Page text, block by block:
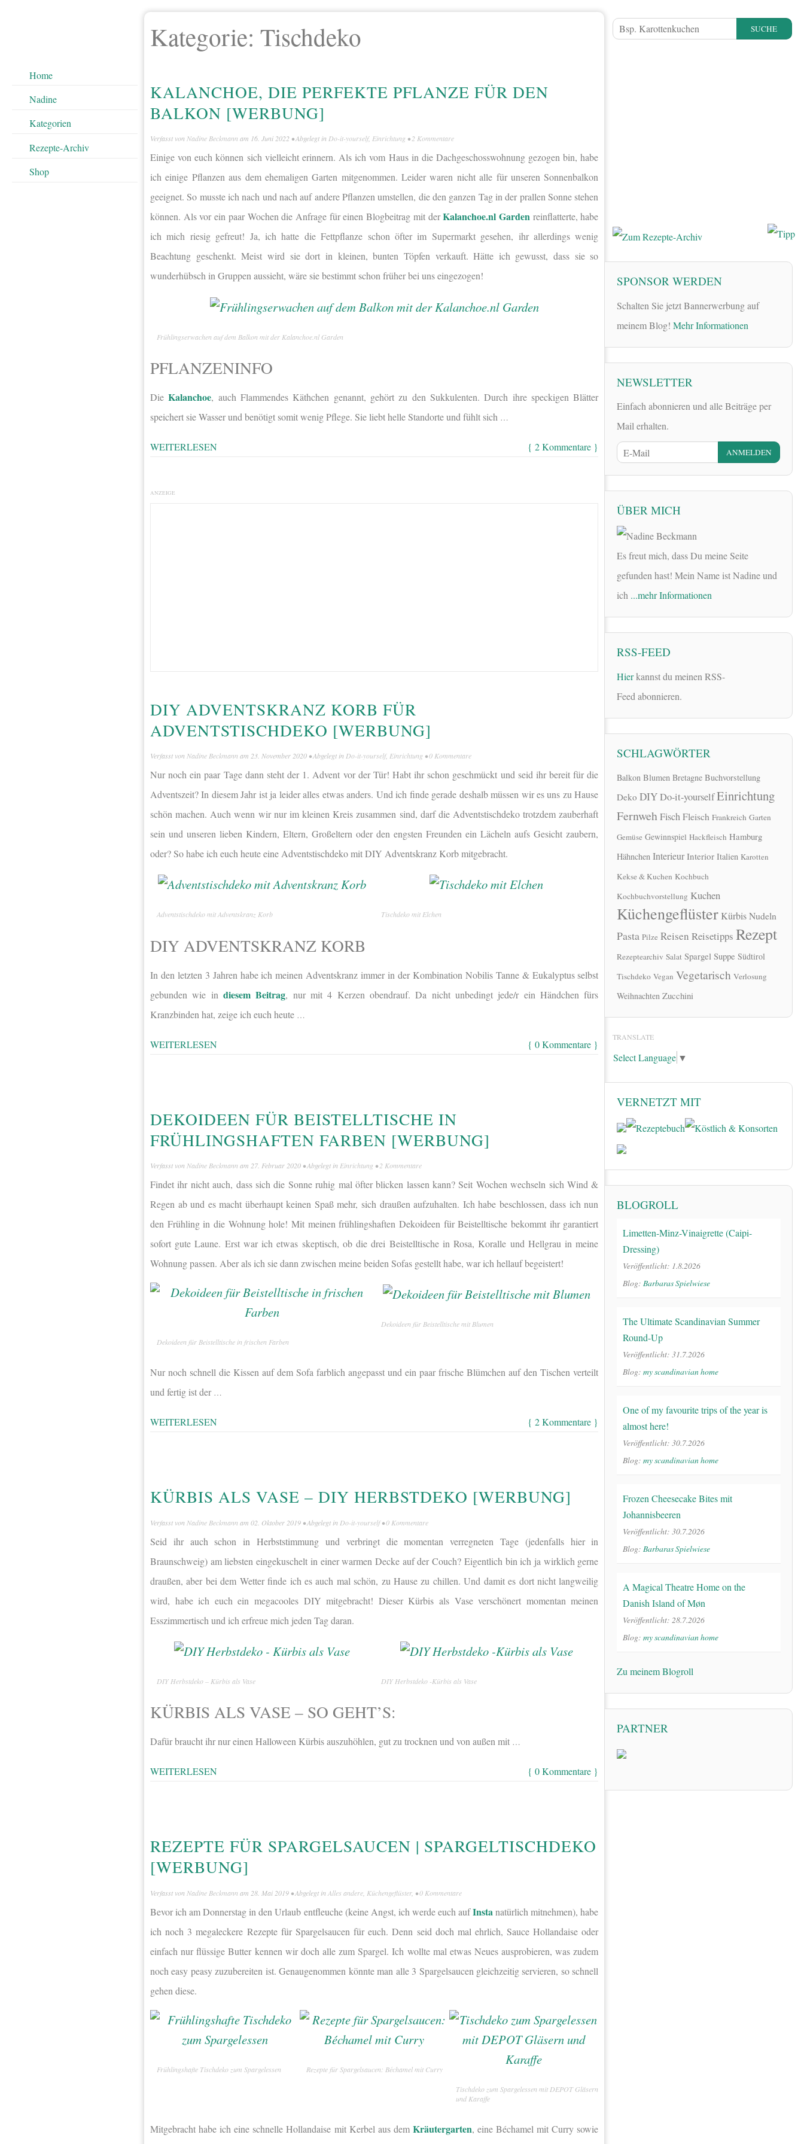
Home
Nadine
Kategorien
Rezepte-Archiv
Shop
Kategorie: Tischdeko
KALANCHOE, DIE PERFEKTE PFLANZE FÜR DEN
BALKON [WERBUNG]
Verfasst von Nadine Beckmann am 16. Juni 2022 • Abgelegt in Do-it-yourself, Einrichtung •2 Kommentare
Einige von euch können sich vielleicht erinnern. Als ich vom Haus in die Dachgeschosswohnung gezogen bin, habe
ich einige Pflanzen aus dem ehemaligen Garten mitgenommen. Leider waren nicht alle für unseren Sonnenbalkon
geeignet. So musste ich nach und nach auf andere Pflanzen umstellen, die den ganzen Tag in der prallen Sonne stehen
können. Als vor ein paar Wochen die Anfrage für einen Blogbeitrag mit derKalanchoe.nl Garden reinflatterte, habe
ich mich riesig gefreut! Ja, ich hatte die Fettpflanze schon öfter im Supermarkt gesehen, ihr allerdings wenig
Beachtung geschenkt. Meist wird sie dort in kleinen, bunten Töpfen verkauft. Hätte ich gewusst, dass sie so
wunderhübsch in Gruppen aussieht, wäre sie bestimmt schon früher bei uns eingezogen!
Frühlingserwachen auf dem Balkon mit der Kalanchoe.nl Garden
PFLANZENINFO
DieKalanchoe, auch Flammendes Käthchen genannt, gehört zu den Sukkulenten. Durch ihre speckigen Blätter
speichert sie Wasser und benötigt somit wenig Pflege. Sie liebt helle Standorte und fühlt sich …
WEITERLESEN { 2 Kommentare }
ANZEIGE
DIY ADVENTSKRANZ KORB FÜR
ADVENTSTISCHDEKO [WERBUNG]
Verfasst von Nadine Beckmann am 23. November 2020 • Abgelegt in Do-it-yourself, Einrichtung •0 Kommentare
Nur noch ein paar Tage dann steht der 1. Advent vor der Tür! Habt ihr schon geschmückt und seid ihr bereit für die
Adventszeit? In diesem Jahr ist ja leider alles etwas anders. Und ich finde gerade deshalb müssen wir es uns zu Hause
schön machen. Auch wenn wir nur im kleinen Kreis zusammen sind, darf die Adventstischdeko trotzdem zauberhaft
sein und unseren lieben Kindern, Eltern, Großeltern oder den engsten Freunden ein Lächeln aufs Gesicht zaubern,
oder? So habe ich euch heute eine Adventstischdeko mit DIY Adventskranz Korb mitgebracht.
Adventstischdeko mit Adventskranz Korb Tischdeko mit Elchen
DIY ADVENTSKRANZ KORB
In den letzten 3 Jahren habe ich meinen Adventskranz immer in der Kombination Nobilis Tanne & Eukalyptus selbst
gebunden wie indiesem Beitrag, nur mit 4 Kerzen obendrauf. Da nicht unbedingt jede/r ein Händchen fürs
Kranzbinden hat, zeige ich euch heute …
WEITERLESEN { 0 Kommentare }
DEKOIDEEN FÜR BEISTELLTISCHE IN
FRÜHLINGSHAFTEN FARBEN [WERBUNG]
Verfasst von Nadine Beckmann am 27. Februar 2020 • Abgelegt in Einrichtung •2 Kommentare
Findet ihr nicht auch, dass sich die Sonne ruhig mal öfter blicken lassen kann? Seit Wochen wechseln sich Wind &
Regen ab und es macht überhaupt keinen Spaß mehr, sich draußen aufzuhalten. Ich habe beschlossen, dass ich nun
den Frühling in die Wohnung hole! Mit meinen frühlingshaften Dekoideen für Beistelltische bekommt ihr garantiert
sofort gute Laune. Erst war ich etwas skeptisch, ob die drei Beistelltische in Rosa, Koralle und Hellgrau in meine
Wohnung passen. Aber als ich sie dann zwischen meine beiden Sofas gestellt habe, war ich hellauf begeistert!
Dekoideen für Beistelltische in frischen Farben
Dekoideen für Beistelltische mit Blumen
Nur noch schnell die Kissen auf dem Sofa farblich angepasst und ein paar frische Blümchen auf den Tischen verteilt
und fertig ist der …
WEITERLESEN { 2 Kommentare }
KÜRBIS ALS VASE – DIY HERBSTDEKO [WERBUNG]
Verfasst von Nadine Beckmann am 02. Oktober 2019 • Abgelegt in Do-it-yourself•0 Kommentare
Seid ihr auch schon in Herbststimmung und verbringt die momentan verregneten Tage (jedenfalls hier in
Braunschweig) am liebsten eingekuschelt in einer warmen Decke auf der Couch? Eigentlich bin ich ja wirklich gerne
draußen, aber bei dem Wetter finde ich es auch mal schön, zu Hause zu chillen. Und damit es dort nicht langweilig
wird, habe ich euch ein megacooles DIY mitgebracht! Dieser Kürbis als Vase verschönert momentan meinen
Esszimmertisch und ich erfreue mich jeden Tag daran.
DIY Herbstdeko – Kürbis als Vase DIY Herbstdeko -Kürbis als Vase
KÜRBIS ALS VASE – SO GEHT’S:
Dafür braucht ihr nur einen Halloween Kürbis auszuhöhlen, gut zu trocknen und von außen mit …
WEITERLESEN { 0 Kommentare }
REZEPTE FÜR SPARGELSAUCEN | SPARGELTISCHDEKO
[WERBUNG]
Verfasst von Nadine Beckmann am 28. Mai 2019 • Abgelegt in Alles andere Küchengeflüster, •0 Kommentare
Bevor ich am Donnerstag in den Urlaub entfleuche (keine Angst, ich werde euch aufInsta natürlich mitnehmen), habe
ich noch 3 megaleckere Rezepte für Spargelsaucen für euch. Denn seid doch mal ehrlich, Sauce Hollandaise oder
einfach nur flüssige Butter kennen wir doch alle zum Spargel. Ich wollte mal etwas Neues ausprobieren, was zudem
noch easy peasy zuzubereiten ist. Genaugenommen könnte man alle 3 Spargelsaucen gleichzeitig servieren, so schnell
gehen diese.
Frühlingshafte Tischdeko zum Spargelessen Rezepte für Spargelsaucen: Béchamel mit Curry
Tischdeko zum Spargelessen mit DEPOT Gläsern
und Karaffe
Mitgebracht habe ich eine schnelle Hollandaise mit Kerbel aus dem Kräutergarten, eine Béchamel mit Curry sowie
SUCHE
SPONSOR WERDEN
Schalten Sie jetzt Bannerwerbung auf
meinem Blog! Mehr Informationen
NEWSLETTER
Einfach abonnieren und alle Beiträge per
Mail erhalten.
ÜBER MICH
Es freut mich, dass Du meine Seite
gefunden hast! Mein Name ist Nadine und
ich ...mehr Informationen
RSS-FEED
Hierkannst du meinen RSS-
Feed abonnieren.
SCHLAGWÖRTER
Balkon Blumen Bretagne Buchvorstellung
Deko DIYDo-it-yourselfEinrichtung
FernwehFischFleisch Frankreich Garten
Gemüse Gewinnspiel Hackfleisch Hamburg
Hähnchen Interieur Interior Italien Karotten
Kekse & Kuchen Kochbuch
Kochbuchvorstellung Kuchen
Küchengeflüster KürbisNudeln
Pasta Pilze Reisen Reisetipps Rezept
Rezeptearchiv Salat Spargel Suppe Südtirol
Tischdeko Vegan Vegetarisch Verlosung
Weihnachten Zucchini
TRANSLATE
Select Language ▼
VERNETZT MIT
BLOGROLL
Limetten-Minz-Vinaigrette (Caipi-
Dressing)
Veröffentlicht: 1.8.2026
Blog: Barbaras Spielwiese
The Ultimate Scandinavian Summer
Round-Up
Veröffentlicht: 31.7.2026
Blog: my scandinavian home
One of my favourite trips of the year is
almost here!
Veröffentlicht: 30.7.2026
Blog: my scandinavian home
Frozen Cheesecake Bites mit
Johannisbeeren
Veröffentlicht: 30.7.2026
Blog: Barbaras Spielwiese
A Magical Theatre Home on the
Danish Island of Møn
Veröffentlicht: 28.7.2026
Blog: my scandinavian home
Zu meinem Blogroll
PARTNER